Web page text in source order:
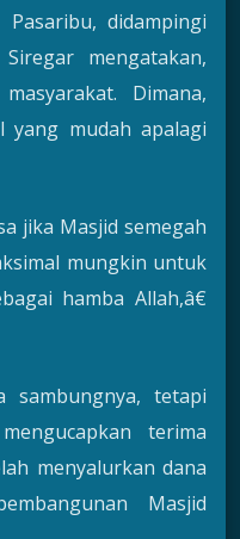
didampingi
mengatakan,
Dimana,
yang mudah apalagi
jika Masjid semegah
mungkin untuk
hamba Allah,â€
sambungnya, tetapi
terima
menyalurkan dana
Masjid